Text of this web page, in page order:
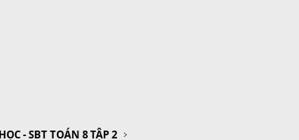
- SBT TOÁN 8 TẬP 2